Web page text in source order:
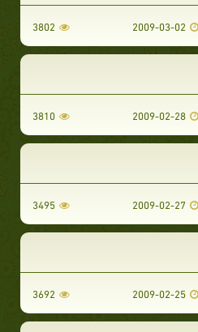
2009-03-02
3802
2009-02-28
3810
2009-02-27
3495
2009-02-25
3692